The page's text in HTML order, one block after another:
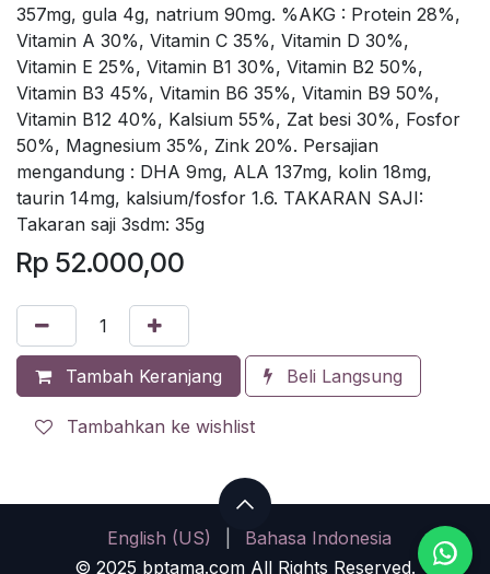
357mg, gula 4g, natrium 90mg. %AKG : Protein 28%,
Vitamin A 30%, Vitamin C 35%, Vitamin D 30%,
Vitamin E 25%, Vitamin B1 30%, Vitamin B2 50%,
Vitamin B3 45%, Vitamin B6 35%, Vitamin B9 50%,
Vitamin B12 40%, Kalsium 55%, Zat besi 30%, Fosfor
50%, Magnesium 35%, Zink 20%. Persajian
mengandung : DHA 9mg, ALA 137mg, kolin 18mg,
taurin 14mg, kalsium/fosfor 1.6. TAKARAN SAJI:
Takaran saji 3sdm: 35g
Rp 52.000,00
Tambah Keranjang Beli Langsung
Tambahkan ke wishlist
English (US)
Bahasa Indonesia
© 2025 bptama.com All Rights Reserved.